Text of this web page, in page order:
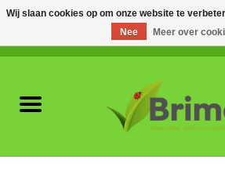
Wij slaan cookies op om onze website te
Nee
Meer over